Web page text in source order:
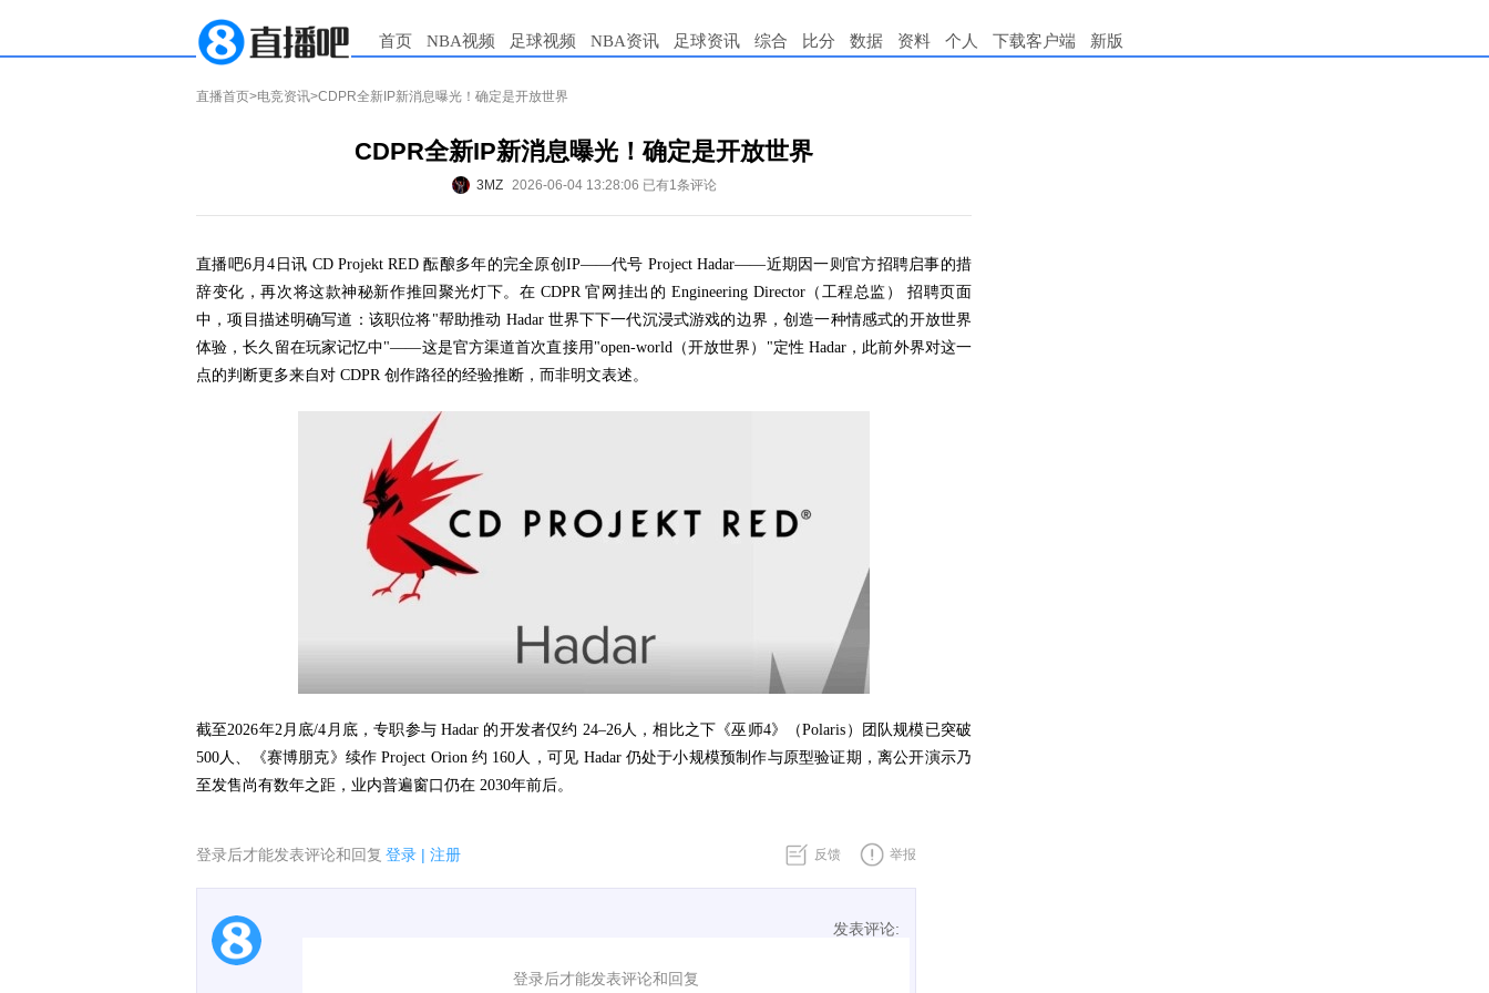
首页 NBA视频 足球视频 NBA资讯 足球资讯 综合 比分 数据 资料 个人 下载客户端 新版
直播首页>电竞资讯>CDPR全新IP新消息曝光！确定是开放世界
CDPR全新IP新消息曝光！确定是开放世界
3MZ 2026-06-04 13:28:06 已有1条评论
直播吧6月4日讯 CD Projekt RED 酝酿多年的完全原创IP——代号 Project Hadar——近期因一则官方招聘启事的措
辞变化，再次将这款神秘新作推回聚光灯下。在 CDPR 官网挂出的 Engineering Director（工程总监）​ 招聘页面
中，项目描述明确写道：该职位将"帮助推动 Hadar 世界下下一代沉浸式游戏的边界，创造一种情感式的开放世界
体验，长久留在玩家记忆中"——这是官方渠道首次直接用"open-world（开放世界）"定性 Hadar，此前外界对这一
点的判断更多来自对 CDPR 创作路径的经验推断，而非明文表述。
截至2026年2月底/4月底，专职参与 Hadar 的开发者仅约 24–26人，相比之下《巫师4》（Polaris）团队规模已突破
500人、《赛博朋克》续作 Project Orion 约 160人，可见 Hadar 仍处于小规模预制作与原型验证期，离公开演示乃
至发售尚有数年之距，业内普遍窗口仍在 2030年前后。
登录后才能发表评论和回复 登录 | 注册 反馈 举报
发表评论:
登录后才能发表评论和回复
1.电脑端新用户可以发表评论了！